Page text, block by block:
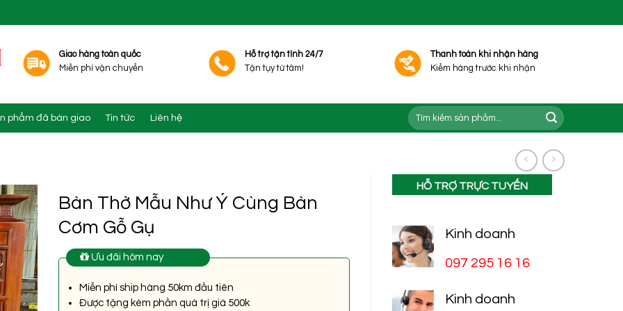
Giao hàng toàn quốc
Miễn phí vận chuyển
Hỗ trợ tận tình 24/7
Tận tụy từ tâm!
Thanh toán khi nhận hàng
Kiểm hàng trước khi nhận
phẩm đã bàn giao Tin tức Liên hệ
Tìm
kiếm:
HỖ TRỢ TRỰC TUYẾN
Kinh doanh
097 295 16 16
Kinh doanh
Bàn Thờ Mẫu Như Ý Cùng Bàn
Cơm Gỗ Gụ
Ưu đãi hôm nay
Miễn phí ship hàng 50km đầu tiên
Được tặng kèm phần quà trị giá 500k